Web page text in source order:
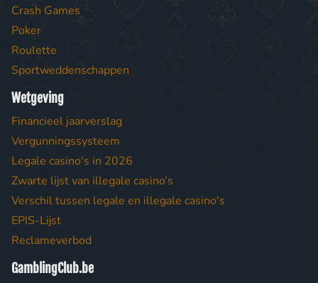
Crash Games
Poker
Roulette
Sportweddenschappen
Wetgeving
Financieel jaarverslag
Vergunningssysteem
Legale casino's in 2026
Zwarte lijst van illegale casino’s
Verschil tussen legale en illegale casino's
EPIS-Lijst
Reclameverbod
GamblingClub.be